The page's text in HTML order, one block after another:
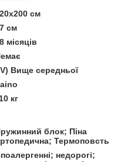
см
см
місяців
Вище середньої
кг
блок; Піна
Термоповсть
недорогі;